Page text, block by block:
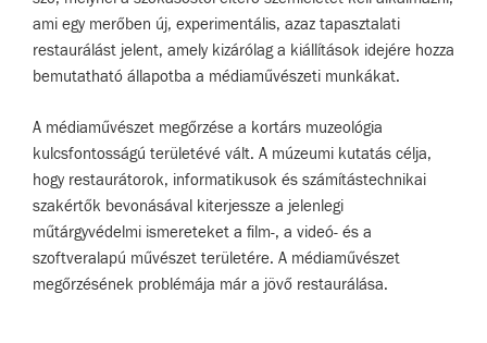
ami egy merőben új, experimentális, azaz tapasztalati
restaurálást jelent, amely kizárólag a kiállítások idejére hozza
bemutatható állapotba a médiaművészeti munkákat.
A médiaművészet megőrzése a kortárs muzeológia
kulcsfontosságú területévé vált. A múzeumi kutatás célja,
hogy restaurátorok, informatikusok és számítástechnikai
szakértők bevonásával kiterjessze a jelenlegi
műtárgyvédelmi ismereteket a film-, a videó- és a
szoftveralapú művészet területére. A médiaművészet
megőrzésének problémája már a jövő restaurálása.